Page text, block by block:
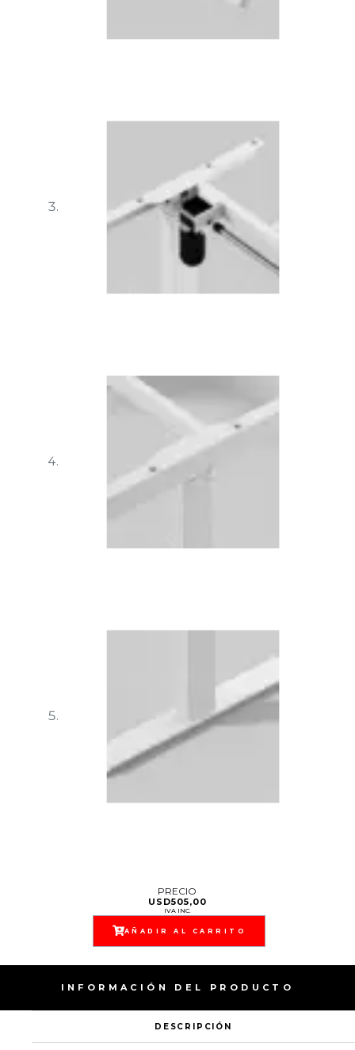
PRECIO
USD505,00
IVA INC.
AÑADIR AL CARRITO
INFORMACIÓN DEL PRODUCTO
DESCRIPCIÓN